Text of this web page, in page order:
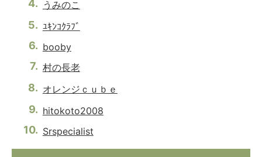
うみのこ
ﾕｷﾝｺｸﾗﾌﾞ
booby
村の長老
オレンジｃｕｂｅ
hitokoto2008
Srspecialist